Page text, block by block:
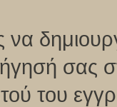
να
σας
του